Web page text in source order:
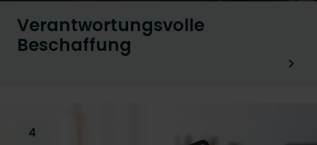
Verantwortungsvolle
Beschaffung
4